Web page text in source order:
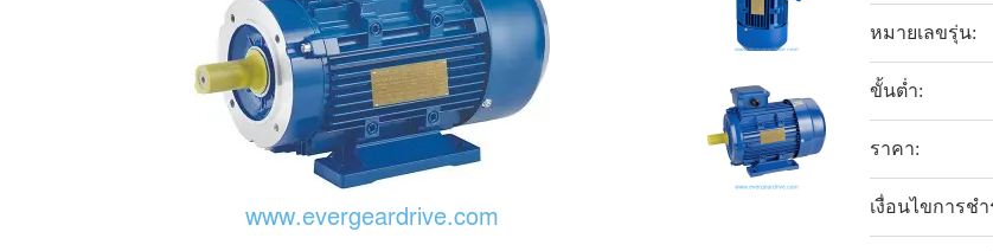
หมายเลขรุ่น:
ขั้นต่ำ:
ราคา:
เงื่อนไขการชำ